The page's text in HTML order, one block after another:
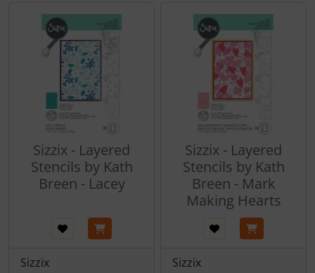
Sizzix - Layered
Stencils by Kath
Breen - Lacey
Sizzix
Sizzix - Layered
Stencils by Kath
Breen - Mark
Making Hearts
Sizzix